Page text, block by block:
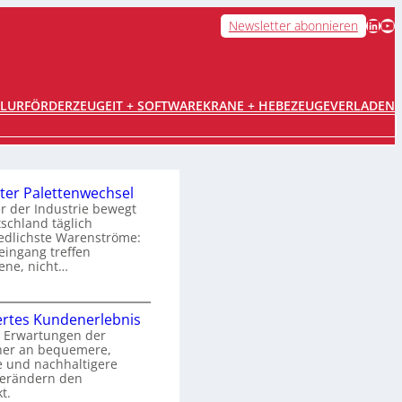
Newsletter abonnieren LinkedIn YouTube
IT + SOFTWAREKRANE + HEBEZEUGEVERLADEN
Palettenwechsel
der Industrie bewegt
täglich
Warenströme:
treffen
nicht…
Kundenerlebnis
Erwartungen der
an bequemere,
und nachhaltigere
den